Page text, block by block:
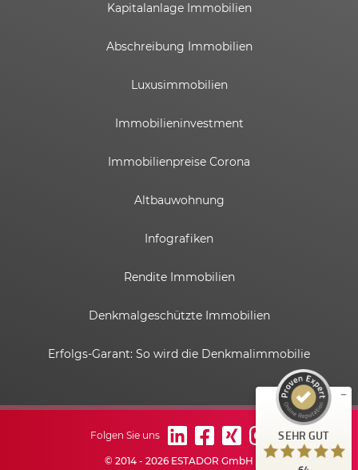
Kapitalanlage Immobilien
Abschreibung Immobilien
Luxusimmobilien
Immobilieninvestment
Immobilienpreise Corona
Altbauwohnung
Infografiken
Rendite Immobilien
Denkmalgeschützte Immobilien
Erfolgs-Garant: So wird die Denkmalimmobilie
© 2014 - 2026 ESTADOR GmbH
Folgen Sie uns SEHR GUT
Empfehlungen auf
ProvenExpert.com
6
Bewertungen auf
ProvenExpert.com
58
Bewertungen von
anderen Quelle